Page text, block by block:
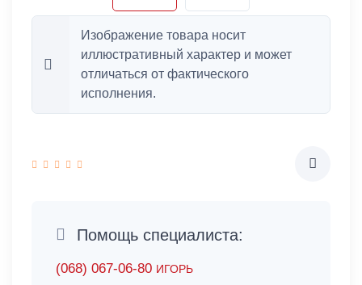
Изображение товара носит
иллюстративный характер и может
отличаться от фактического
исполнения.
Помощь специалиста:
(068) 067-06-80 ИГОРЬ